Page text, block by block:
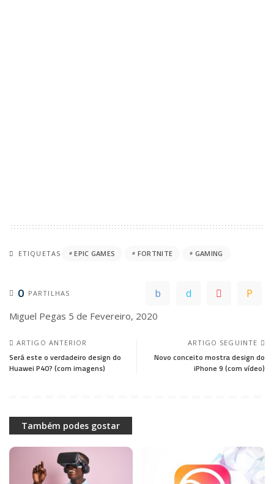
ETIQUETAS EPIC GAMES FORTNITE GAMING
0 PARTILHAS
Miguel Pegas 5 de Fevereiro, 2020
ARTIGO ANTERIOR
Será este o verdadeiro design do
Huawei P40? (com imagens)
ARTIGO SEGUINTE
Novo conceito mostra design do
iPhone 9 (com vídeo)
Também podes gostar